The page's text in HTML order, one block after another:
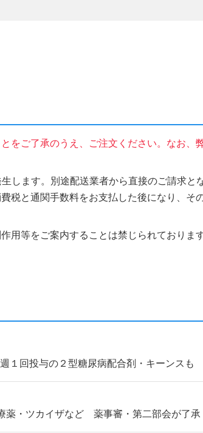
をご了承のうえ、ご注文ください。なお、
します。別途配送業者から直接のご請求
税と通関手数料をお支払した後になり、そ
用等をご案内することは禁じられておりま
回投与の２型糖尿病配合剤・キーンスも
薬・ツカイザなど 薬事審・第二部会が了承